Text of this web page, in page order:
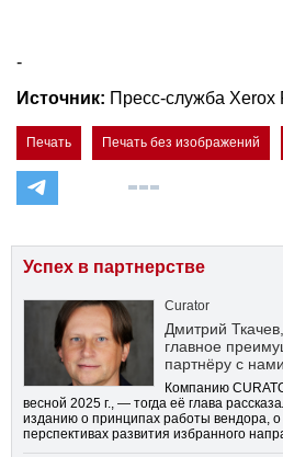
-
Источник: Пресс-служба Xerox
Печать Печать без изображений
Успех в партнерстве
Curator
Дмитрий
главное
партнёру с
Компанию
весной 2025 г., — тогда её глава
изданию о принципах работы вендора, о
перспективах развития избранного